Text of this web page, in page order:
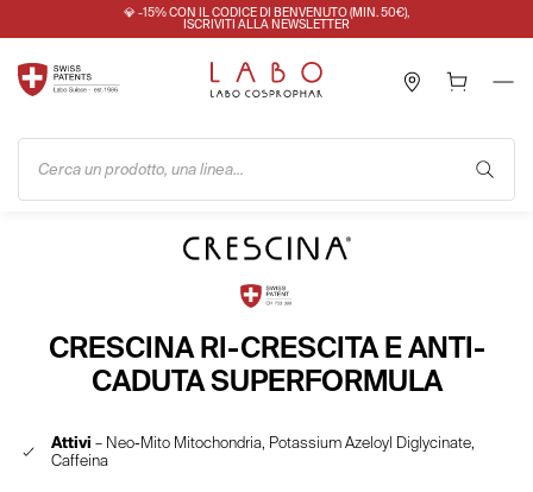
💎 -15% CON IL CODICE DI BENVENUTO (MIN. 50€),
ISCRIVITI ALLA NEWSLETTER
Cerca un prodotto, una linea...
CRESCINA RI-CRESCITA E ANTI-
CADUTA SUPERFORMULA
Attivi – Neo-Mito Mitochondria, Potassium Azeloyl Diglycinate,
Caffeina